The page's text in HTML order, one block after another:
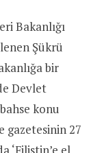
Bakanlığı
Şükrü
bir
Devlet
konu
gazetesinin 27